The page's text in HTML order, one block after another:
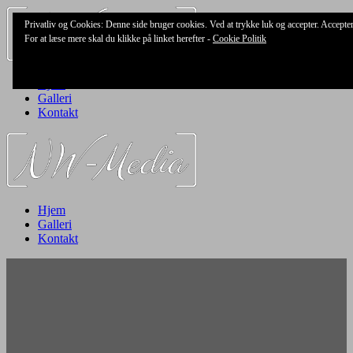
Skip
content
Galleri
Kontakt
Hjem
Galleri
Kontakt
Privatliv og Cookies: Denne side bruger cookies. Ved at trykke luk og accepter.
For at læse mere skal du klikke på linket herefter - Cookie Politik